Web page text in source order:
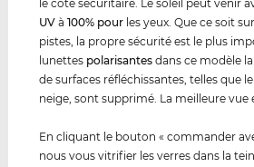
le côté sécuritaire. Le soleil peut venir
UV à100% pour les yeux. Que ce soit
pistes, la propre sécurité est le plus
lunettes polarisantes dans ce modèle
de surfaces réfléchissantes, telles que
neige, sont supprimé. La meilleure vue
En cliquant le bouton « commander
nous vous vitrifier les verres dans la